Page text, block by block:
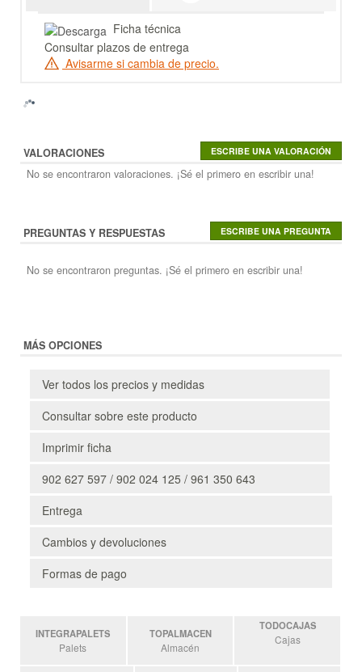
Ficha técnica
Consultar plazos de entrega
Avisarme si cambia de precio.
VALORACIONES
No se encontraron valoraciones. ¡Sé el primero en escribir una!
PREGUNTAS Y RESPUESTAS
No se encontraron preguntas. ¡Sé el primero en escribir una!
MÁS OPCIONES
Ver todos los precios y medidas
Consultar sobre este producto
Imprimir ficha
902 627 597 / 902 024 125 / 961 350 643
Entrega
Cambios y devoluciones
Formas de pago
INTEGRAPALETS
Palets
TOPALMACEN
Almacén
TODOCAJAS
Cajas